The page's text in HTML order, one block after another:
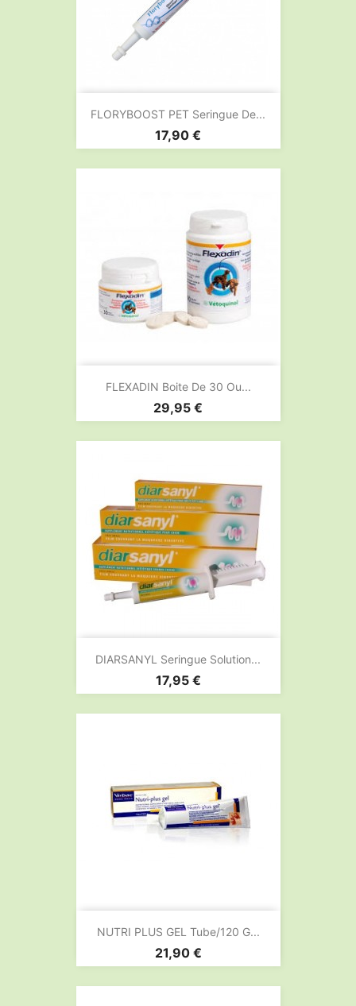
FLORYBOOST PET Seringue De...
Prix
17,90 €
FLEXADIN Boite De 30 Ou...
Prix
29,95 €
DIARSANYL Seringue Solution...
Prix
17,95 €
NUTRI PLUS GEL Tube/120 G...
Prix
21,90 €